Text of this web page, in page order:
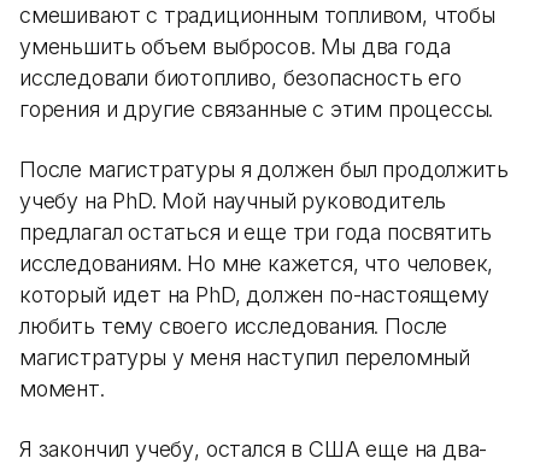
смешивают с традиционным топливом, чтобы
уменьшить объем выбросов. Мы два года
исследовали биотопливо, безопасность его
горения и другие связанные с этим процессы.
После магистратуры я должен был продолжить
учебу на PhD. Мой научный руководитель
предлагал остаться и еще три года посвятить
исследованиям. Но мне кажется, что человек,
который идет на PhD, должен по-настоящему
любить тему своего исследования. После
магистратуры у меня наступил переломный
момент.
Я закончил учебу, остался в США еще на два-